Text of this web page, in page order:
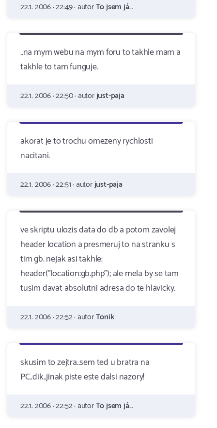
22.1. 2006 · 22:49 · autorTo jsem já...
..na mym webu na mym foru to takhle mam a
takhle to tam funguje.
22.1. 2006 · 22:50 · autorjust-paja
akorat je to trochu omezeny rychlosti
nacitani.
22.1. 2006 · 22:51 · autorjust-paja
ve skriptu ulozis data do db a potom zavolej
header location a presmeruj to na stranku s
tim gb. nejak asi takhle:
header("location:gb.php"); ale mela by se tam
tusim davat absolutni adresa do te hlavicky.
22.1. 2006 · 22:52 · autorTonik
skusim to zejtra..sem ted u bratra na
PC..dik..jinak piste este dalsi nazory!
22.1. 2006 · 22:52 · autorTo jsem já...